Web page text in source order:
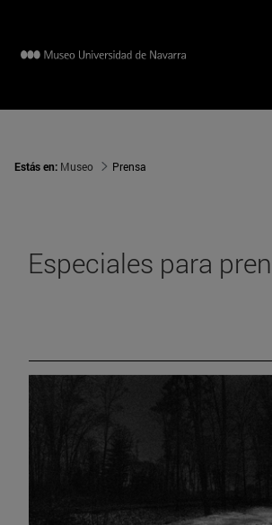
Estás en: Museo Prensa
Especiales para